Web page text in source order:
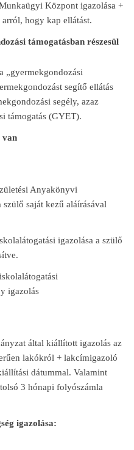
Központ igazolása +
hogy kap ellátást.
támogatásban részesül
„gyermekgondozási
segítő ellátás
segély, azaz
támogatás (GYET).
van
Anyakönyvi
saját kezű aláírásával
igazolása a szülő
igazolás
által kiállított igazolás az
lakókról + lakcímigazoló
dátummal. Valamint
3 hónapi folyószámla
igazolása: